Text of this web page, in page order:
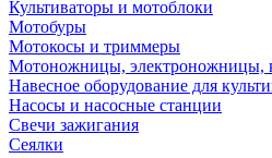
Культиваторы и мотоблоки
Мотобуры
Мотокосы и триммеры
Мотоножницы, электроножницы,
Навесное оборудование для
Насосы и насосные станции
Свечи зажигания
Сеялки